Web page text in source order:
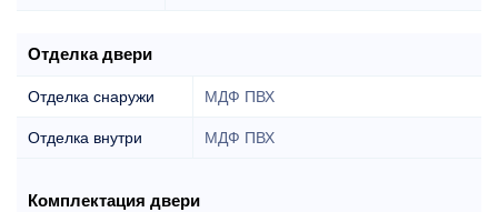
Отделка двери
Отделка снаружи МДФ ПВХ
Отделка внутри МДФ ПВХ
Комплектация двери